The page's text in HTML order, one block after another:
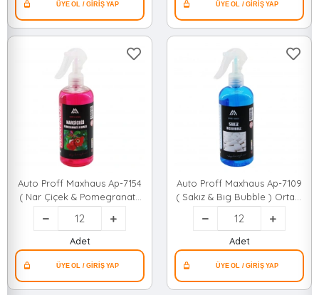
Auto Proff Maxhaus Ap-7154
( Nar Çiçek & Pomegranate
Flower ) Ortam Oda Kokusu
Sprey 400ml ( Plastik Şişe
)*12=k
Adet
Auto Proff Maxhaus Ap-7109
( Sakız & Bıg Bubble ) Ortam
Oda Kokusu Sprey 400ml (
Plastik Şişe )*12=k
Adet